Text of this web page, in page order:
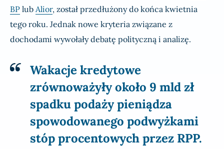
BP lub Alior, został przedłużony do końca kwietnia
tego roku. Jednak nowe kryteria związane z
dochodami wywołały debatę polityczną i analizę.
Wakacje kredytowe
zrównoważyły około 9 mld zł
spadku podaży pieniądza
spowodowanego podwyżkami
stóp procentowych przez RPP.